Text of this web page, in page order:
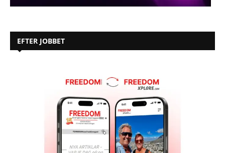
EFTER JOBBET